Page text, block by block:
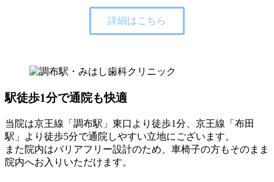
詳細はこちら
駅徒歩1分で通院も快適
当院は京王線「調布駅」東口より徒歩1分、京王線「布田
駅」より徒歩5分で通院しやすい立地にございます。
また院内はバリアフリー設計のため、車椅子の方もそのまま
院内へお入りいただけます。